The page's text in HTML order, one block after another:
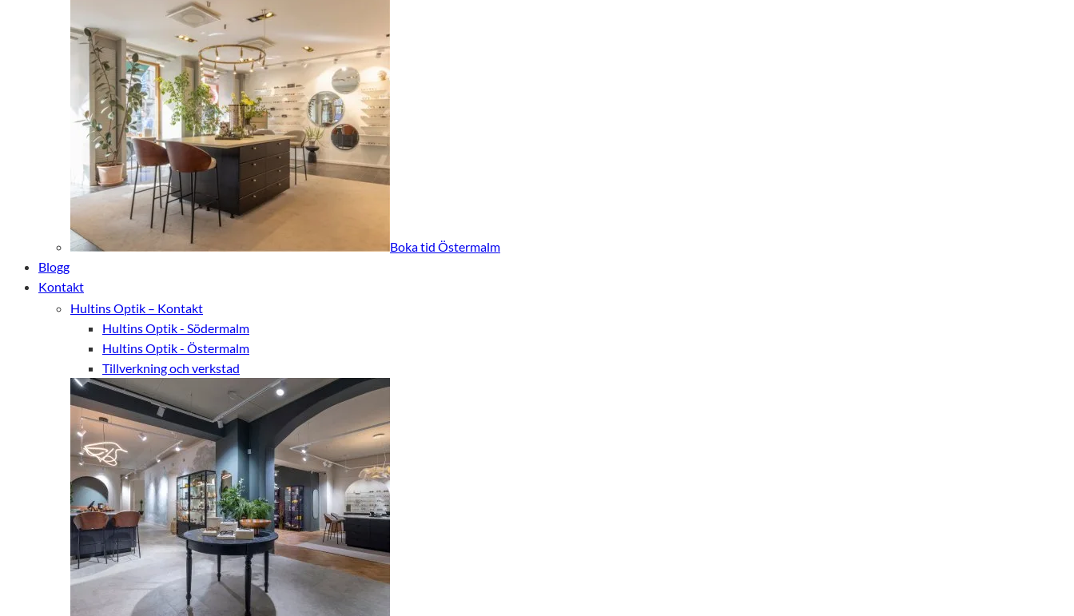
Boka tid Östermalm
Blogg
Kontakt
Hultins Optik – Kontakt
Hultins Optik - Södermalm
Hultins Optik - Östermalm
Tillverkning och verkstad